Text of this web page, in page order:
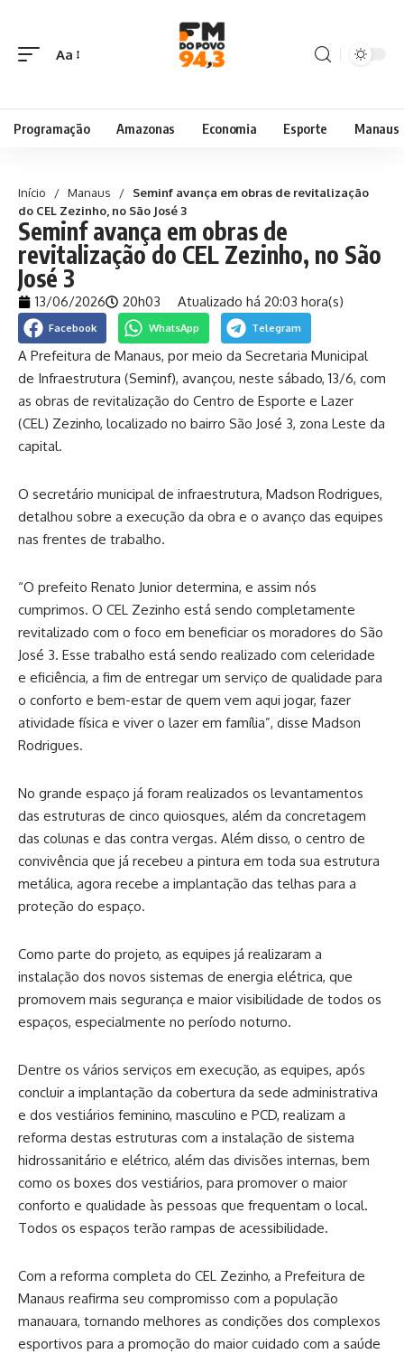
Aa
Programação Amazonas Economia Esporte Manaus
Início / Manaus /
Seminf avança em obras de revitalização
do CEL Zezinho, no São José 3
Seminf avança em obras de
revitalização do CEL Zezinho, no São
José 3
13/06/2026 20h03 Atualizado há 20:03 hora(s)
Facebook WhatsApp Telegram
A Prefeitura de Manaus, por meio da Secretaria Municipal
de Infraestrutura (Seminf), avançou, neste sábado, 13/6, com
as obras de revitalização do Centro de Esporte e Lazer
(CEL) Zezinho, localizado no bairro São José 3, zona Leste da
capital.
O secretário municipal de infraestrutura, Madson Rodrigues,
detalhou sobre a execução da obra e o avanço das equipes
nas frentes de trabalho.
“O prefeito Renato Junior determina, e assim nós
cumprimos. O CEL Zezinho está sendo completamente
revitalizado com o foco em beneficiar os moradores do São
José 3. Esse trabalho está sendo realizado com celeridade
e eficiência, a fim de entregar um serviço de qualidade para
o conforto e bem-estar de quem vem aqui jogar, fazer
atividade física e viver o lazer em família”, disse Madson
Rodrigues.
No grande espaço já foram realizados os levantamentos
das estruturas de cinco quiosques, além da concretagem
das colunas e das contra vergas. Além disso, o centro de
convivência que já recebeu a pintura em toda sua estrutura
metálica, agora recebe a implantação das telhas para a
proteção do espaço.
Como parte do projeto, as equipes já realizaram a
instalação dos novos sistemas de energia elétrica, que
promovem mais segurança e maior visibilidade de todos os
espaços, especialmente no período noturno.
Dentre os vários serviços em execução, as equipes, após
concluir a implantação da cobertura da sede administrativa
e dos vestiários feminino, masculino e PCD, realizam a
reforma destas estruturas com a instalação de sistema
hidrossanitário e elétrico, além das divisões internas, bem
como os boxes dos vestiários, para promover o maior
conforto e qualidade às pessoas que frequentam o local.
Todos os espaços terão rampas de acessibilidade.
Com a reforma completa do CEL Zezinho, a Prefeitura de
Manaus reafirma seu compromisso com a população
manauara, tornando melhores as condições dos complexos
esportivos para a promoção do maior cuidado com a saúde